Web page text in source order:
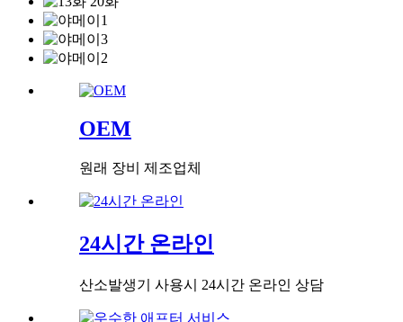
OEM
원래 장비 제조업체
24시간 온라인
산소발생기 사용시 24시간 온라인 상담